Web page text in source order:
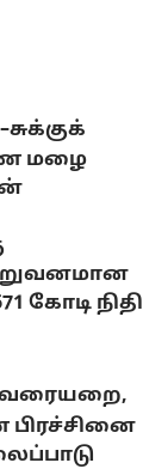
மழை
கோடி நிதி